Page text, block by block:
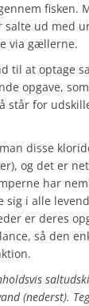
fisken.
ud med
via gællerne.
til at optage
opgave,
står for
disse
og det er
har
sig i alle
er deres
så den
(nederst).